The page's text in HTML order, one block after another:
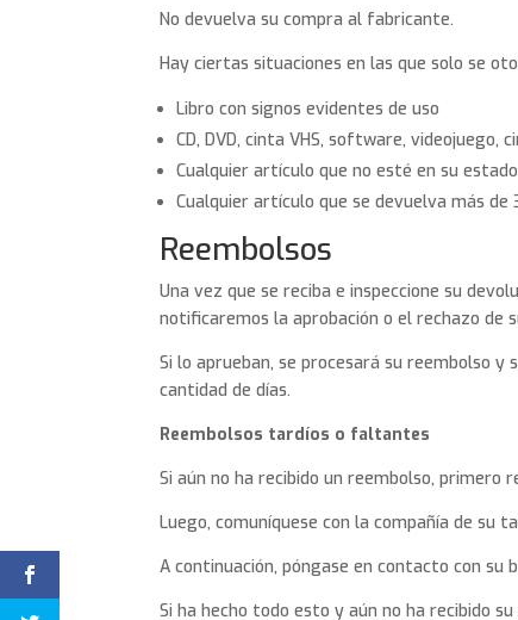
No devuelva su compra al fabricante.
Hay ciertas situaciones en las que solo se
Libro con signos evidentes de uso
CD, DVD, cinta VHS, software, videojuego,
Cualquier artículo que no esté en su
Cualquier artículo que se devuelva más de
Reembolsos
Una vez que se reciba e inspeccione su
notificaremos la aprobación o el rechazo de
Si lo aprueban, se procesará su reembolso
cantidad de días.
Reembolsos tardíos o faltantes
Si aún no ha recibido un reembolso, primero
Luego, comuníquese con la compañía de
A continuación, póngase en contacto con su
Si ha hecho todo esto y aún no ha recibido